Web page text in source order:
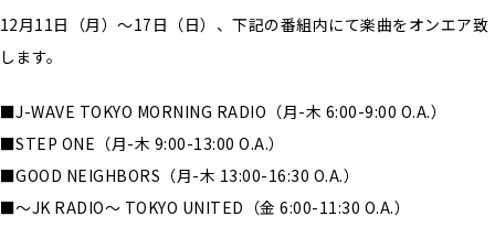
12月11日（月）～17日（日）、下記の番組内にて楽曲をオンエア致
します。
■J-WAVE TOKYO MORNING RADIO（月-木 6:00-9:00 O.A.）
■STEP ONE（月-木 9:00-13:00 O.A.）
■GOOD NEIGHBORS（月-木 13:00-16:30 O.A.）
■～JK RADIO～ TOKYO UNITED（金 6:00-11:30 O.A.）